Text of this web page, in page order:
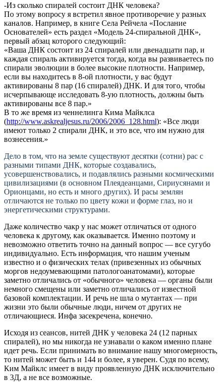
-Из сколько спиралей состоит ДНК человека?
По этому вопросу я встретил явное противоречие у разных
каналов. Например, в книге Села Рейчела «Послание
Основателей» есть раздел «Модель 24-спиральной ДНК»,
первый абзац которого следующий:
«Ваша ДНК состоит из 24 спиралей или двенадцати пар, и
каждая спираль активируется тогда, когда вы развиваетесь по
спирали эволюции в более высокие плотности. Например,
если вы находитесь в 8-ой плотности, у вас будут
активированы 8 пар (16 спиралей) ДНК. И для того, чтобы
исчерпывающе исследовать 8-ую плотность, должны быть
активированы все 8 пар.»
В то же время из ченнелинга Кима Майклса
(http://www.askrealjesus.ru/2006/2006_128.html): «Все люди
имеют только 2 спирали ДНК, и это все, что им нужно для
вознесения.»
Дело в том, что на земле существуют десятки (сотни) рас с
разными типами ДНК, которые создавались,
усовершенствовались, и подавлялись разными космическими
цивилизациями (в основном Плеядеанцами, Сириусянами и
Орионцами, но есть и много других). И расы землян
отличаются не только по цвету кожи и форме глаз, но и
энергетическими структурами.
Даже количество чакр у нас может отличаться от одного
человека к другому, как оказывается. Именно поэтому и
невозможно ответить точно на данный вопрос — все сугубо
индивидуально. Есть информация, что нашим ученым
известно и о физических телах (привезенных из обычных
моргов недоумевающими патологоанатомами), которые
заметно отличались от «обычного» человека — органы были
немного смещены или заметно отличались от известной
базовой комплектации. И речь не шла о мутантах — при
жизни это были обычные люди, ничем от других не
отличающиеся. Инфа засекречена, конечно.
Исходя из сеансов, нитей ДНК у человека 24 (12 парных
спиралей), но мы никогда не узнавали о каком именно плане
идет речь. Если принимать во внимание нашу многомерность,
то нитей может быть и 144 и более, я уверен. Судя по всему,
Ким Майклс имеет в виду проявленную ДНК исключительно
в 3Д, а не все возможные.